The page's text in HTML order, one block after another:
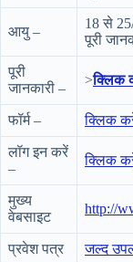
आयु –
18 से
पूरी
पूरी
जानकारी –
>क्लिक
फॉर्म – क्लिक
लॉग इन करें
–
क्लिक
मुख्य
वेबसाइट
http://
प्रवेश पत्र
जल्द